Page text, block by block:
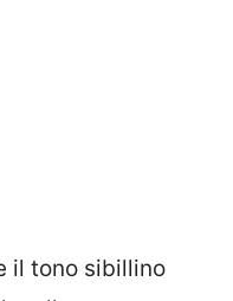
il tono sibillino